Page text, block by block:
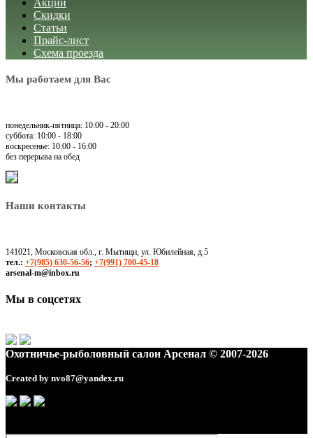
Акции
Скидки
Статьи
Прайс-лист
Схема проезда
Мы работаем для Вас
понедельник-пятница: 10:00 - 20:00
суббота: 10:00 - 18:00
воскресенье: 10:00 - 16:00
без перерыва на обед
Наши контакты
141021, Московская обл., г. Мытищи, ул. Юбилейная, д.5
тел.: +7(985) 630-56-56; +7(991) 700-45-18
arsenal-m@inbox.ru
Мы в соцсетях
Охотничье-рыболовный салон Арсенал © 2007-2026
Created by nvo87@yandex.ru